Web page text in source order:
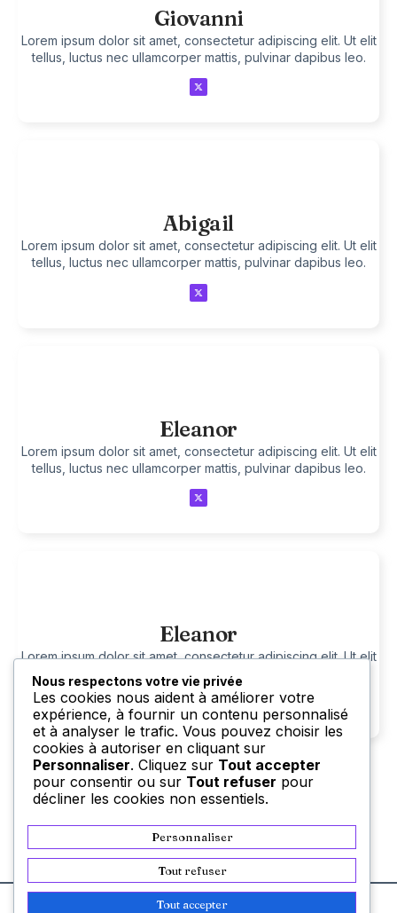
Giovanni
Lorem ipsum dolor sit amet, consectetur adipiscing elit. Ut elit
tellus, luctus nec ullamcorper mattis, pulvinar dapibus leo.
Abigail
Lorem ipsum dolor sit amet, consectetur adipiscing elit. Ut elit
tellus, luctus nec ullamcorper mattis, pulvinar dapibus leo.
Eleanor
Lorem ipsum dolor sit amet, consectetur adipiscing elit. Ut elit
tellus, luctus nec ullamcorper mattis, pulvinar dapibus leo.
Eleanor
Lorem ipsum dolor sit amet, consectetur adipiscing elit. Ut elit
tellus, luctus nec ullamcorper mattis, pulvinar dapibus leo.
Nous respectons votre vie privée
Les cookies nous aident à améliorer votre
expérience, à fournir un contenu personnalisé
et à analyser le trafic. Vous pouvez choisir les
cookies à autoriser en cliquant sur
Personnaliser. Cliquez sur Tout accepter
pour consentir ou sur Tout refuser pour
décliner les cookies non essentiels.
Personnaliser
Tout refuser
Tout accepter